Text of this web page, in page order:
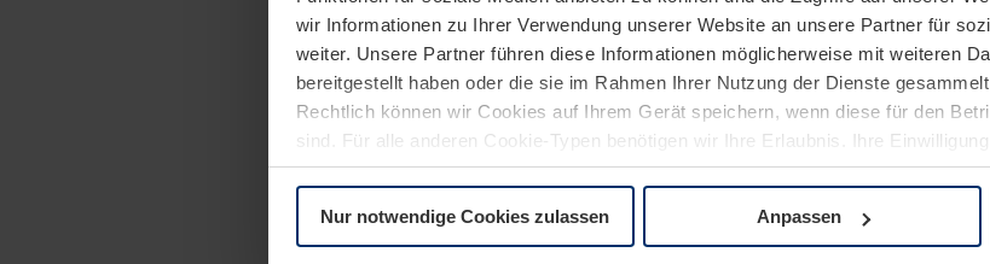
wir Informationen zu Ihrer Verwendung unserer Website an unsere Partner für
weiter. Unsere Partner führen diese Informationen möglicherweise mit weiteren
bereitgestellt haben oder die sie im Rahmen Ihrer Nutzung der Dienste
Rechtlich können wir Cookies auf Ihrem Gerät speichern, wenn diese für den
sind. Für alle anderen Cookie-Typen benötigen wir Ihre Erlaubnis. Ihre
Erläuterung auf der Seite Datenschutzerklärung unserer Website ändern oder
Nur notwendige Cookies zulassen Anpassen
Lackierer:in Nasslackierung (m/w/d)
Bereich Haustürlinie-Türblatt
Linux Administrator:in SUSE mit DevOps-Schwerpunkt (m/w/d)
LKW-Fahrer:in / Berufskraftfahrer:in Nahverkehr (m/w/d)
Maschinen- und Anlagenführer:in (m/w/d)